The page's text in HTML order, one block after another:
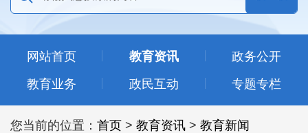
网站首页 教育资讯
政务公开
教育业务
政民互动 专题专栏
您当前的位置： 首页 > 教育资讯 > 教育新闻